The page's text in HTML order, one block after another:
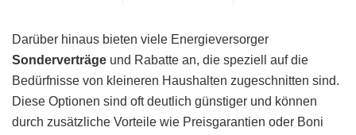
Darüber hinaus bieten viele Energieversorger
Sonderverträge und Rabatte an, die speziell auf die
Bedürfnisse von kleineren Haushalten zugeschnitten sind.
Diese Optionen sind oft deutlich günstiger und können
durch zusätzliche Vorteile wie Preisgarantien oder Boni